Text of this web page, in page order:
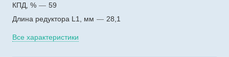
КПД, % — 59
Длина редуктора L1, мм — 28,1
Все характеристики